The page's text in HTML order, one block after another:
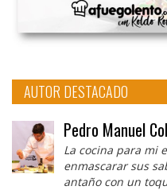
AUTOR DESTACADO
Pedro Manuel
La cocina para mi
enmascarar sus
antaño con un